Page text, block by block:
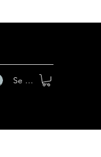
Se connecter